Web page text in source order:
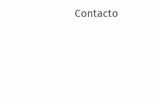
Contacto